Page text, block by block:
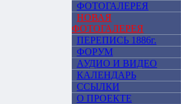
ФОТОГАЛЕРЕЯ
НОВАЯ
ФОТОГАЛЕРЕЯ
ПЕРЕПИСЬ 1886г.
ФОРУМ
АУДИО И ВИДЕО
КАЛЕНДАРЬ
ССЫЛКИ
О ПРОЕКТЕ